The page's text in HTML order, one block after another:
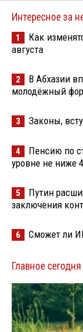
Интересное за
1
Как
августа
2
В Абхазии
молодёжный
3 Законы,
4
Пенсию по
уровне не ниже
5
Путин
заключения
6 Сможет ли
Главное сегодня